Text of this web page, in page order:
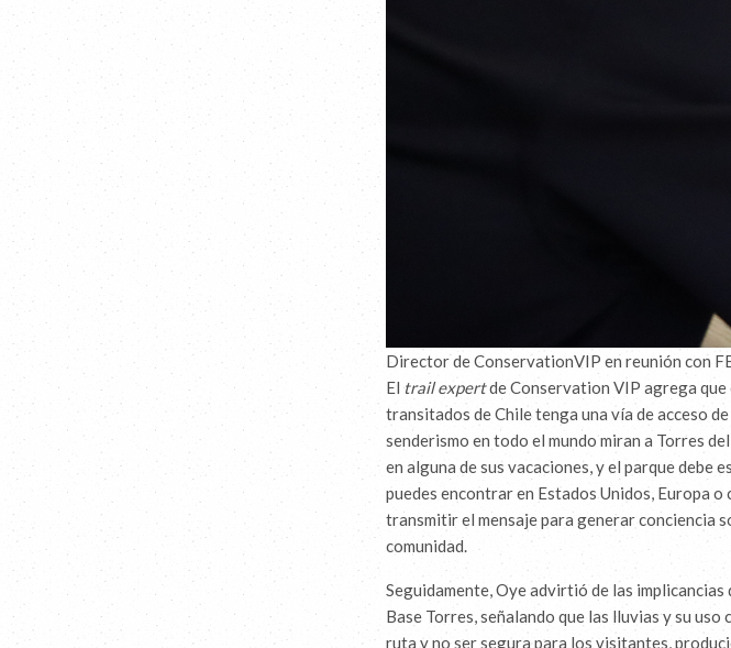
Director de ConservationVIP en reunión con
El trail expertde Conservation VIP agrega que
transitados de Chile tenga una vía de acceso
senderismo en todo el mundo miran a Torres
en alguna de sus vacaciones, y el parque debe
puedes encontrar en Estados Unidos, Europa
transmitir el mensaje para generar conciencia
comunidad.
Seguidamente, Oye advirtió de las
Base Torres, señalando que las lluvias y su
ruta y no ser segura para los visitantes,